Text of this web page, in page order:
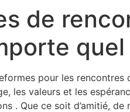
de
pour les
les valeurs et les
. Que ce soit d’amitié,